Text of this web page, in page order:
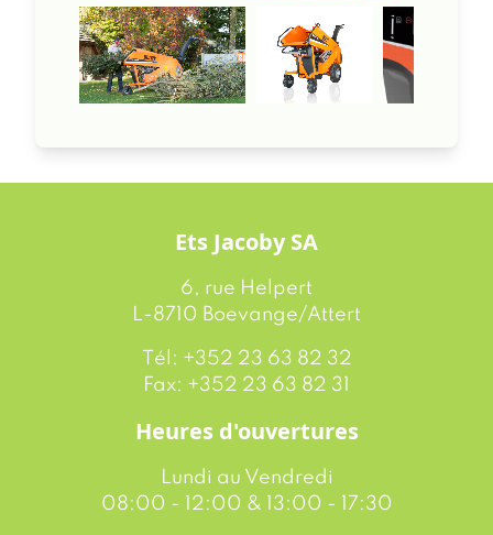
Ets Jacoby SA
6, rue Helpert
L-8710 Boevange/Attert
Tél: +352 23 63 82 32
Fax: +352 23 63 82 31
Heures d'ouvertures
Lundi au Vendredi
08:00 - 12:00 & 13:00 - 17:30